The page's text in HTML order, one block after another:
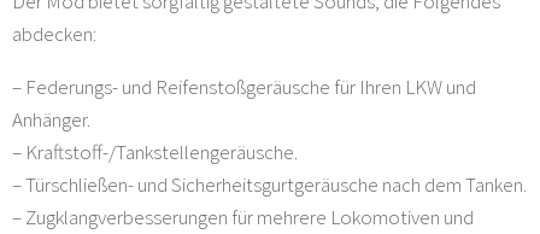
abdecken:
– Federungs- und Reifenstoßgeräusche für Ihren LKW und
Anhänger.
– Kraftstoff-/Tankstellengeräusche.
– Türschließen- und Sicherheitsgurtgeräusche nach dem Tanken.
– Zugklangverbesserungen für mehrere Lokomotiven und